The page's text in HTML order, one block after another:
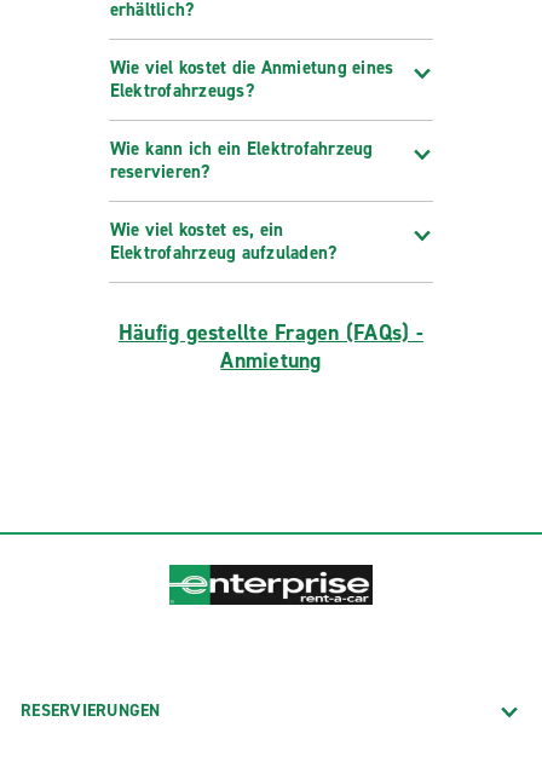
erhältlich?
Wie viel kostet die Anmietung eines
Elektrofahrzeugs?
Wie kann ich ein Elektrofahrzeug
reservieren?
Wie viel kostet es, ein
Elektrofahrzeug aufzuladen?
Häufig gestellte Fragen (FAQs) -
Anmietung
RESERVIERUNGEN